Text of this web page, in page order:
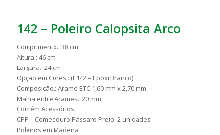
142 – Poleiro Calopsita Arco
Comprimento.: 38 cm
Altura.: 46 cm
Largura.: 24 cm
Opção em Cores.: (E142 – Epoxi Branco)
Composição.: Arame BTC 1,60 mm x 2,70 mm
Malha entre Arames.: 20 mm
Contém Acessórios:
CPP – Comedouro Pássaro Preto: 2 unidades
Poleiros em Madeira